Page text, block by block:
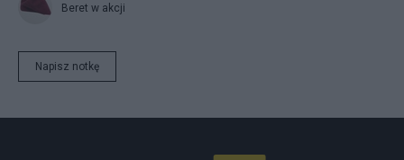
Beret w akcji
Napisz notkę